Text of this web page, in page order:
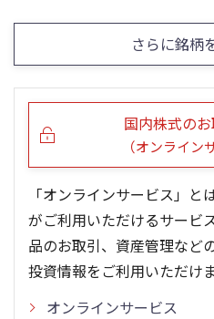
13週移動平均 26週
0
500
5ヶ月移動平均 25ヶ
0
さらに銘柄
国内株式の
（オンライン
「オンラインサービス」
がご利用いただけるサービ
品のお取引、資産管理など
投資情報をご利用いただけま
オンラインサービス